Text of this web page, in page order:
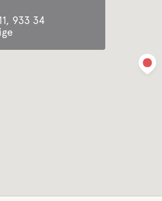
keskustaan
km päässä
keskustasta.
933 34